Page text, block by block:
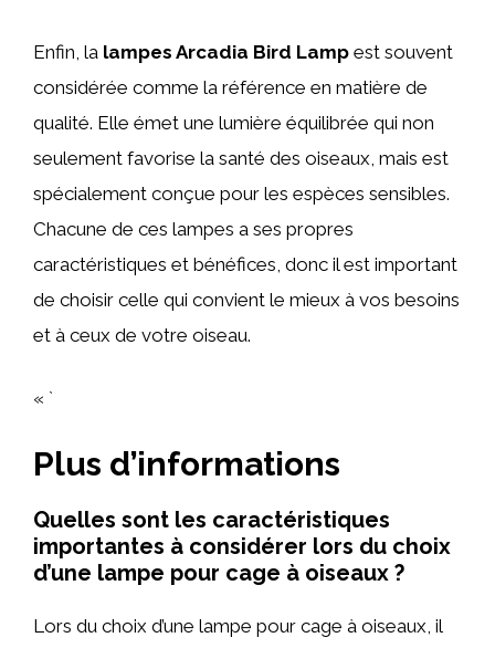
Enfin, la lampes Arcadia Bird Lamp est souvent
considérée comme la référence en matière de
qualité. Elle émet une lumière équilibrée qui non
seulement favorise la santé des oiseaux, mais est
spécialement conçue pour les espèces sensibles.
Chacune de ces lampes a ses propres
caractéristiques et bénéfices, donc il est important
de choisir celle qui convient le mieux à vos besoins
et à ceux de votre oiseau.
« `
Plus d’informations
Quelles sont les caractéristiques
importantes à considérer lors du choix
d’une lampe pour cage à oiseaux ?
Lors du choix d’une lampe pour cage à oiseaux, il